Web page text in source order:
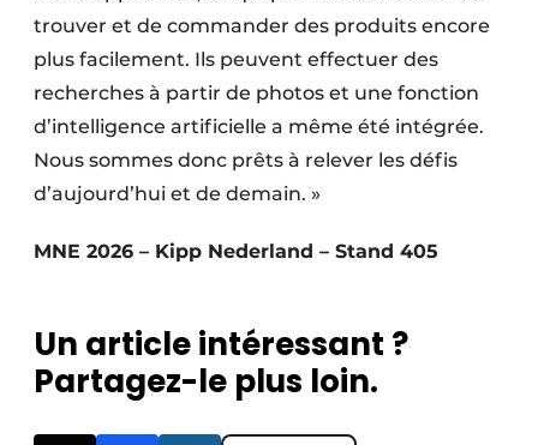
trouver et de commander des produits encore
plus facilement. Ils peuvent effectuer des
recherches à partir de photos et une fonction
d’intelligence artificielle a même été intégrée.
Nous sommes donc prêts à relever les défis
d’aujourd’hui et de demain. »
MNE 2026 – Kipp Nederland – Stand 405
Un article intéressant ?
Partagez-le plus loin.